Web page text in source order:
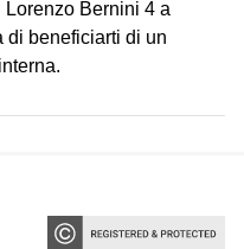
Bernini 4 a
di beneficiarti di un